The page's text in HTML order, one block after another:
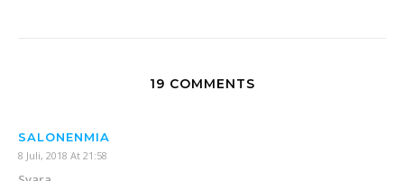
19 COMMENTS
SALONENMIA
8 Juli, 2018 At 21:58